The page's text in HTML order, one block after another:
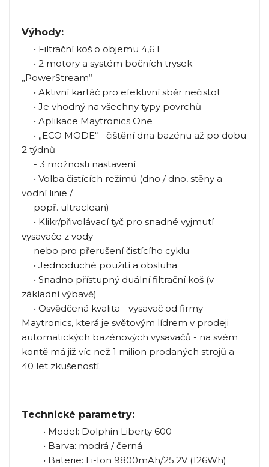
Výhody:
• Filtrační koš o objemu 4,6 l
• 2 motory a systém bočních trysek
„PowerStream‘‘
• Aktivní kartáč pro efektivní sběr nečistot
• Je vhodný na všechny typy povrchů
• Aplikace Maytronics One
• „ECO MODE“ - čištění dna bazénu až po dobu
2 týdnů
- 3 možnosti nastavení
• Volba čistících režimů (dno / dno, stěny a
vodní linie /
popř. ultraclean)
• Klikr/přivolávací tyč pro snadné vyjmutí
vysavače z vody
nebo pro přerušení čistícího cyklu
• Jednoduché použití a obsluha
• Snadno přístupný duální filtrační koš (v
základní výbavě)
• Osvědčená kvalita - vysavač od firmy
Maytronics, která je světovým lídrem v prodeji
automatických bazénových vysavačů - na svém
kontě má již víc než 1 milion prodaných strojů a
40 let zkušeností.
Technické parametry:
• Model: Dolphin Liberty 600
• Barva: modrá / černá
• Baterie: Li-Ion 9800mAh/25.2V (126Wh)